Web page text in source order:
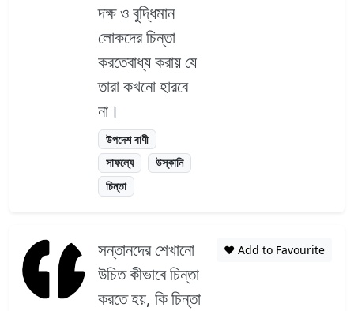
দক্ষ ও বুদ্ধিমান
লোকদের চিন্তা
করতেবাধ্য করায় যে
তারা কখনো হারবে
না।
উপদেশ বাণী
সাফল্যে
উস্কানি
চিন্তা
সন্তানদের শেখানো
উচিত কীভাবে চিন্তা
করতে হয়, কি চিন্তা
❤️ Add to Favourite